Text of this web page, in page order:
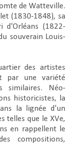
de Watteville.
(1830-1848), sa
d'Orléans (1822-
souverain Louis-
des artistes
par une variété
similaires. Néo-
historicistes, la
la lignée d'un
telles que le XVe,
en rappellent le
compositions,